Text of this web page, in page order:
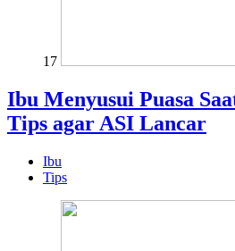
17
Ibu Menyusui Puasa
Tips agar ASI Lancar
Ibu
Tips